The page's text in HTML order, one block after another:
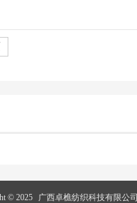
© 2025 广西卓樵纺织科技有限公司